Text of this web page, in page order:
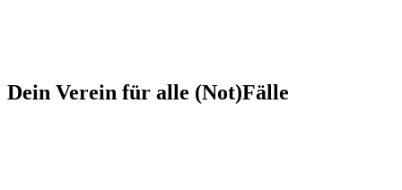
Dein Verein für alle (Not)Fälle